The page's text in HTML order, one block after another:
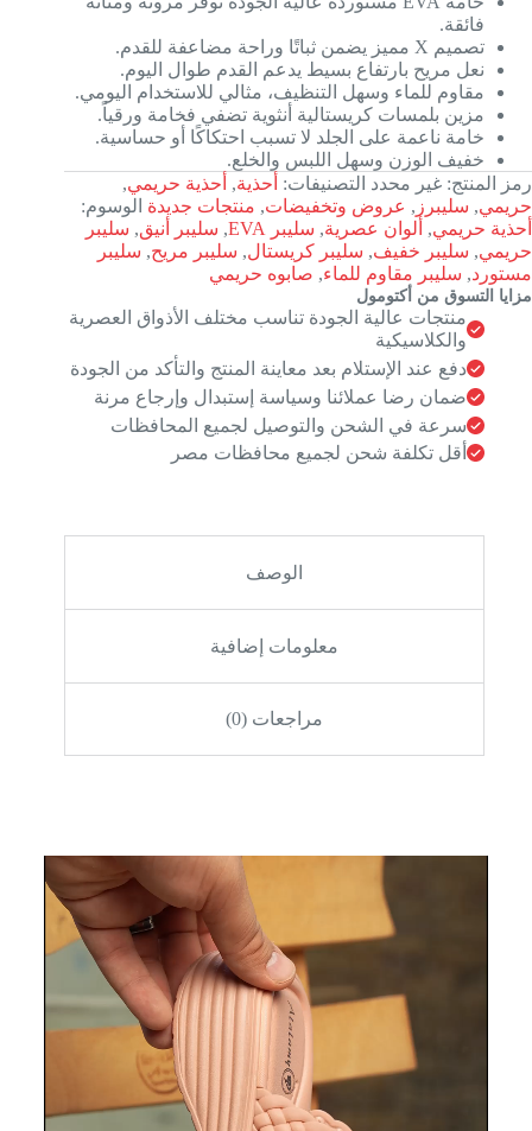
فائقة.
تصميم X مميز يضمن ثباتًا وراحة مضاعفة للقدم.
نعل مريح بارتفاع بسيط يدعم القدم طوال اليوم.
مقاوم للماء وسهل التنظيف، مثالي للاستخدام اليومي.
مزين بلمسات كريستالية أنثوية تضفي فخامة ورقياً.
خامة ناعمة على الجلد لا تسبب احتكاكًا أو حساسية.
خفيف الوزن وسهل اللبس والخلع.
رمز المنتج: غير محدد التصنيفات: أحذية, أحذية حريمي,
حريمي, سليبرز , عروض وتخفيضات, منتجات جديدة الوسوم:
أحذية حريمي, ألوان عصرية, سليبر EVA , سليبر أنيق, سليبر
حريمي, سليبر خفيف, سليبر كريستال, سليبر مريح, سليبر
مستورد, سليبر مقاوم للماء, صابوه حريمي
مزايا التسوق من أكتومول
منتجات عالية الجودة تناسب مختلف الأذواق العصرية
والكلاسيكية
دفع عند الإستلام بعد معاينة المنتج والتأكد من الجودة
ضمان رضا عملائنا وسياسة إستبدال وإرجاع مرنة
سرعة في الشحن والتوصيل لجميع المحافظات
أقل تكلفة شحن لجميع محافظات مصر
الوصف
معلومات إضافية
مراجعات (0)